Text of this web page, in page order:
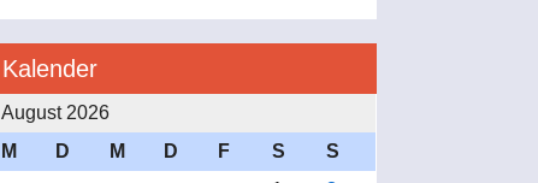
Kalender
August 2026
M
D M D F S
S